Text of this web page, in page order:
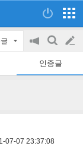
공
on/off
검
색
글
쓰
인증글
07-07 23:37:08